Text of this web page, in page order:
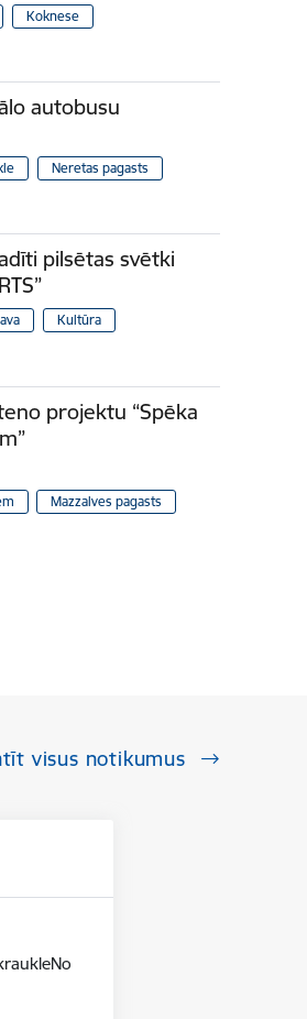
Koknese
autobusu
Neretas pagasts
pilsētas svētki
Kultūra
projektu “Spēka
Mazzalves pagasts
visus notikumus